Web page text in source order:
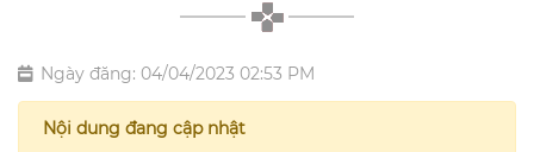
Ngày đăng: 04/04/2023 02:53 PM
Nội dung đang cập nhật